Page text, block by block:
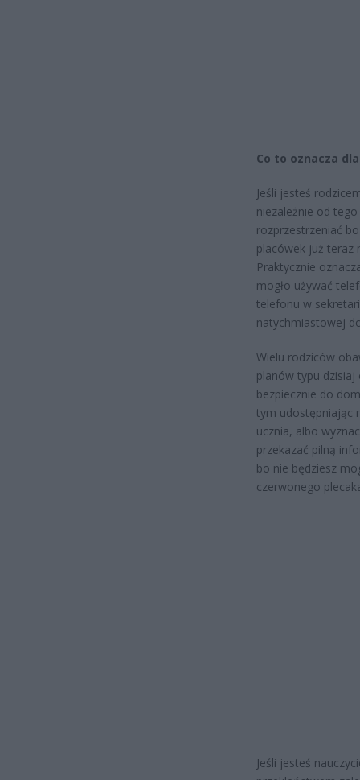
Co to oznacza
Jeśli jesteś
niezależnie od
rozprzestrzeniać
placówek już teraz
Praktycznie
mogło używać
telefonu w
natychmiastowej
Wielu rodziców
planów typu dzisiaj
bezpiecznie do
tym udostępniając
ucznia, albo
przekazać pilną
bo nie będziesz
czerwonego
Jeśli jesteś